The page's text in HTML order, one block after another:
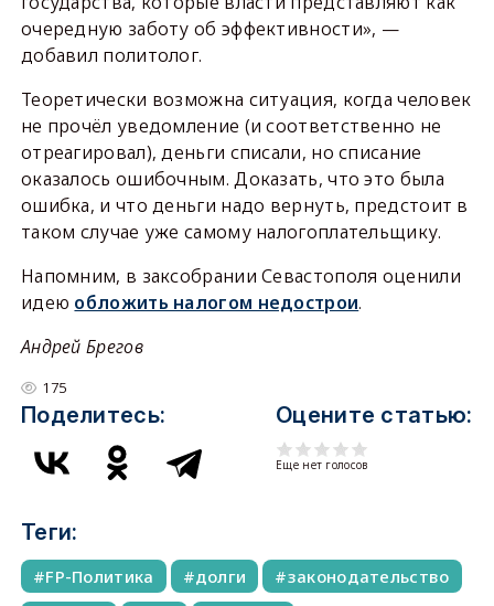
очередную заботу об эффективности», —
добавил политолог.
Теоретически возможна ситуация, когда человек
не прочёл уведомление (и соответственно не
отреагировал), деньги списали, но списание
оказалось ошибочным. Доказать, что это была
ошибка, и что деньги надо вернуть, предстоит в
таком случае уже самому налогоплательщику.
Напомним, в заксобрании Севастополя оценили
идею обложить налогом недострои.
Андрей Брегов
175
Поделитесь: Оцените статью:
Еще нет голосов
Теги:
FP-Политика долги
законодательство